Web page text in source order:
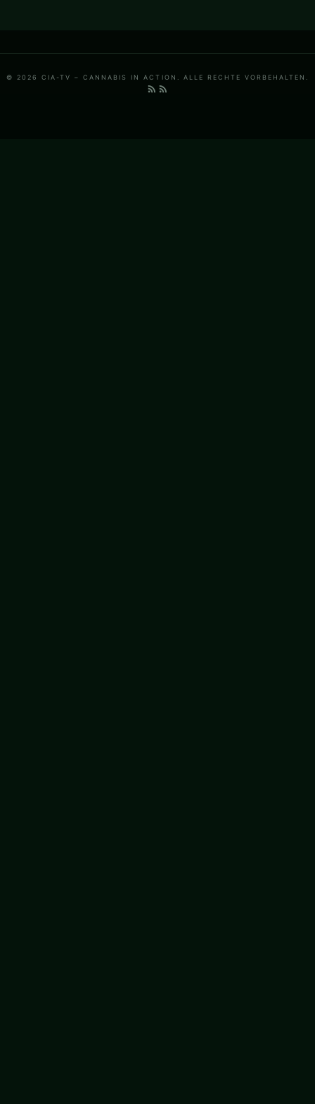
© 2026 CIA-TV – CANNABIS IN ACTION. ALLE RECHTE VORBEHALTEN.